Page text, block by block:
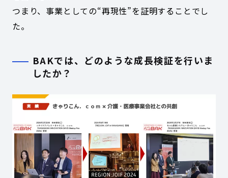
つまり、事業としての“再現性”を証明することでし
た。
BAKでは、どのような成長検証を行いま
したか？